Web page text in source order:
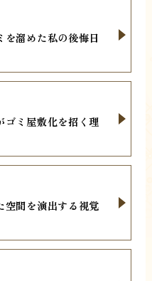
を溜めた私の後悔日
ゴミ屋敷化を招く理
空間を演出する視覚